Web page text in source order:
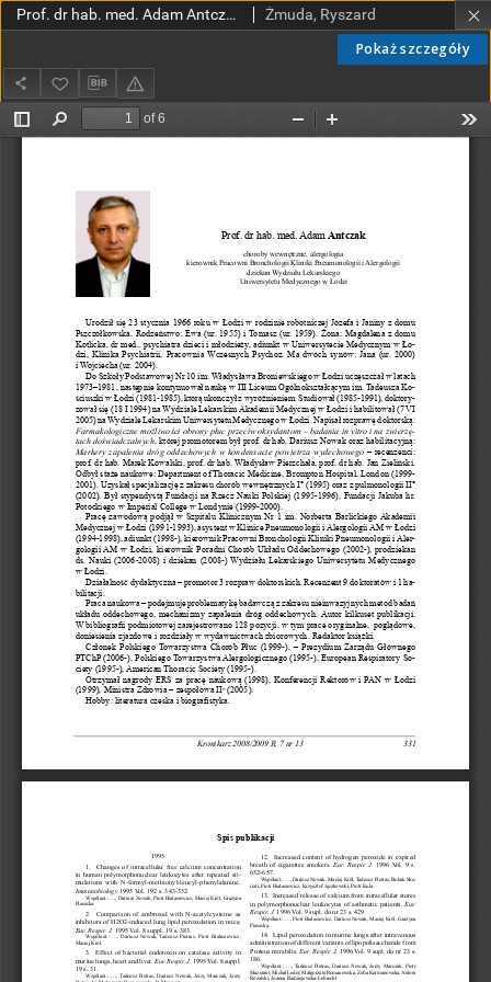
Pokaż szczegóły
Prof. dr hab. med. Adam Antczak - choroby wewnętrzne, alergologia, kierownik Pracowni Bronchologii Kliniki Pneumunologii i Alergologii, dziekan Wydziału Lekarskiego Uniwersytetu Medycznego w Łodzi Żmuda, Ryszard